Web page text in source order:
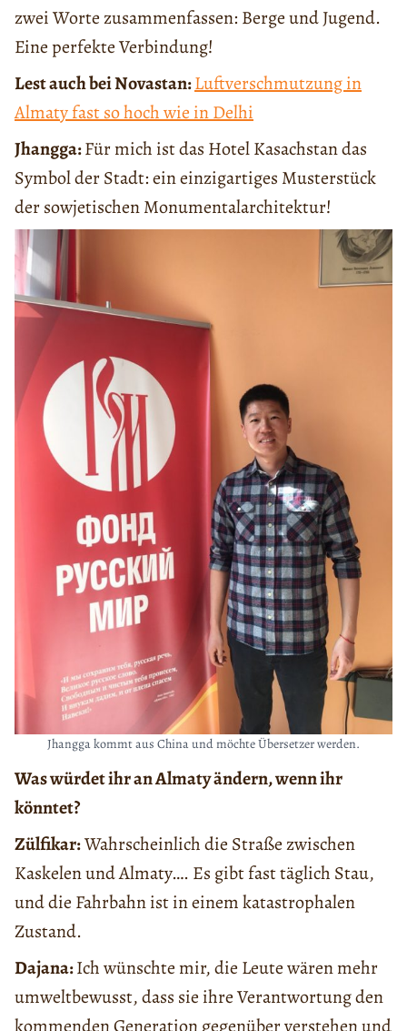
zwei Worte zusammenfassen: Berge und Jugend.
Eine perfekte Verbindung!
Lest auch bei Novastan:Luftverschmutzung in
Almaty fast so hoch wie in Delhi
Jhangga:Für mich ist das Hotel Kasachstan das
Symbol der Stadt: ein einzigartiges Musterstück
der sowjetischen Monumentalarchitektur!
Jhangga kommt aus China und möchte Übersetzer werden.
Was würdet ihr an Almaty ändern, wenn ihr
könntet?
Zülfikar:Wahrscheinlich die Straße zwischen
Kaskelen und Almaty…. Es gibt fast täglich Stau,
und die Fahrbahn ist in einem katastrophalen
Zustand.
Dajana:Ich wünschte mir, die Leute wären mehr
umweltbewusst, dass sie ihre Verantwortung den
kommenden Generation gegenüber verstehen und